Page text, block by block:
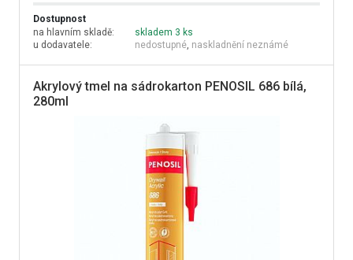
Dostupnost
na hlavním skladě:
skladem 3 ks
u dodavatele:
nedostupné, naskladnění neznámé
Akrylový tmel na sádrokarton PENOSIL 686 bílá,
280ml